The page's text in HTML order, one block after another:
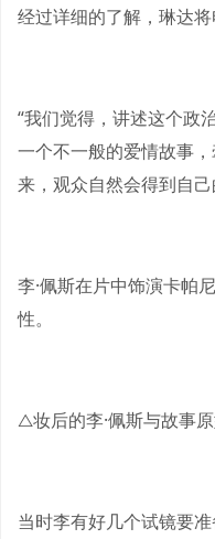
经过详细的了解，琳达将
“我们觉得，讲述这个政
一个不一般的爱情故事
来，观众自然会得到自
李·佩斯在片中饰演卡
性。
△妆后的李·佩斯与故事
当时李有好几个试镜要